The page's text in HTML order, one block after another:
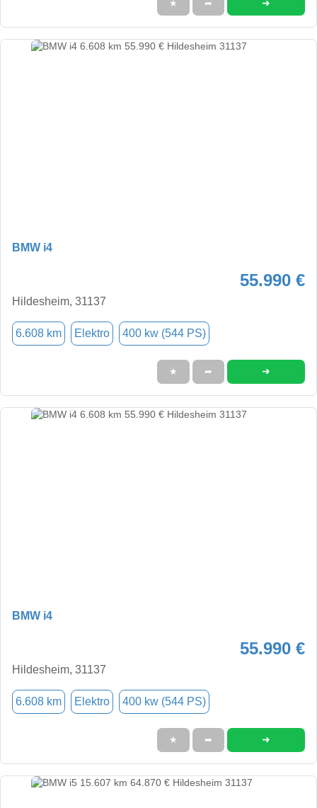
★ ➦ ➜
BMW i4
55.990 €
Hildesheim, 31137
6.608 km Elektro 400 kw (544 PS)
★ ➦ ➜
BMW i4
55.990 €
Hildesheim, 31137
6.608 km Elektro 400 kw (544 PS)
★ ➦ ➜